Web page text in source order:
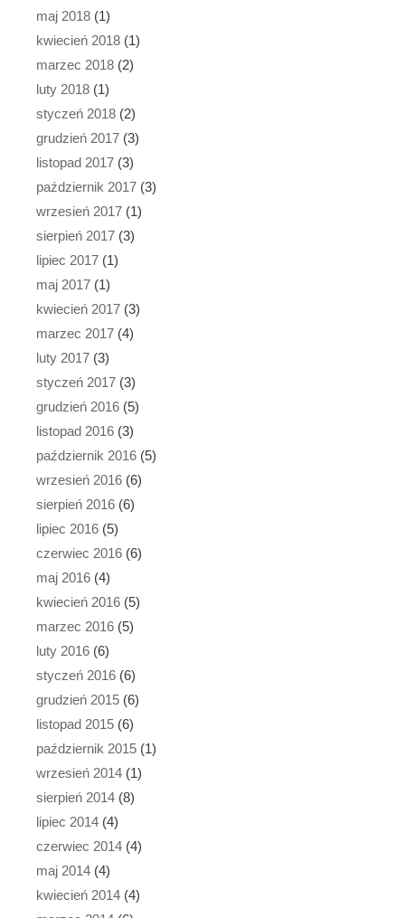
maj 2018 (1)
kwiecień 2018 (1)
marzec 2018 (2)
luty 2018 (1)
styczeń 2018 (2)
grudzień 2017 (3)
listopad 2017 (3)
październik 2017 (3)
wrzesień 2017 (1)
sierpień 2017 (3)
lipiec 2017 (1)
maj 2017 (1)
kwiecień 2017 (3)
marzec 2017 (4)
luty 2017 (3)
styczeń 2017 (3)
grudzień 2016 (5)
listopad 2016 (3)
październik 2016 (5)
wrzesień 2016 (6)
sierpień 2016 (6)
lipiec 2016 (5)
czerwiec 2016 (6)
maj 2016 (4)
kwiecień 2016 (5)
marzec 2016 (5)
luty 2016 (6)
styczeń 2016 (6)
grudzień 2015 (6)
listopad 2015 (6)
październik 2015 (1)
wrzesień 2014 (1)
sierpień 2014 (8)
lipiec 2014 (4)
czerwiec 2014 (4)
maj 2014 (4)
kwiecień 2014 (4)